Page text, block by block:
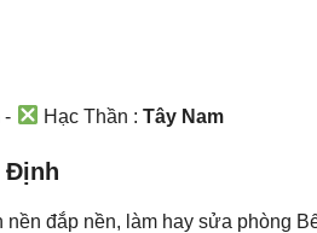
- Hạc Thần : Tây Nam
Định
đắp nền, làm hay sửa phòng